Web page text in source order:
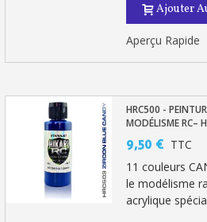
Retour produits
Réduction de 5€ sur la
Inscription à la newsletter :
Livraison sous 24 h
Livraison offerte en France
Paiement en 4x sans frais
Ajouter
Aperçu Rapide
HRC500 -
MODÉLISME RC–
9,50 € TTC
11 couleurs
le modélisme
acrylique